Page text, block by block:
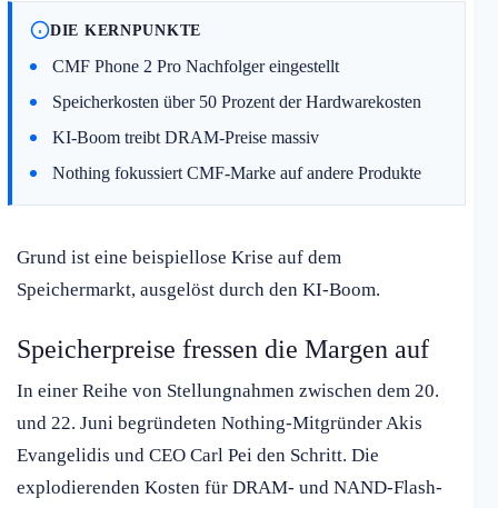
DIE KERNPUNKTE
CMF Phone 2 Pro Nachfolger eingestellt
Speicherkosten über 50 Prozent der Hardwarekosten
KI-Boom treibt DRAM-Preise massiv
Nothing fokussiert CMF-Marke auf andere Produkte
Grund ist eine beispiellose Krise auf dem
Speichermarkt, ausgelöst durch den KI-Boom.
Speicherpreise fressen die Margen auf
In einer Reihe von Stellungnahmen zwischen dem 20.
und 22. Juni begründeten Nothing-Mitgründer Akis
Evangelidis und CEO Carl Pei den Schritt. Die
explodierenden Kosten für DRAM- und NAND-Flash-